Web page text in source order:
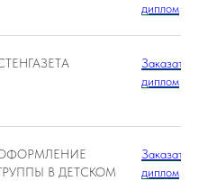
диплом
Заказать
диплом
В ДЕТСКОМ
Заказать
диплом